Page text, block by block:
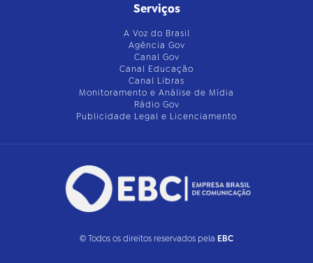
Serviços
A Voz do Brasil
Agência Gov
Canal Gov
Canal Educação
Canal Libras
Monitoramento e Análise de Mídia
Rádio Gov
Publicidade Legal e Licenciamento
© Todos os direitos reservados pela EBC